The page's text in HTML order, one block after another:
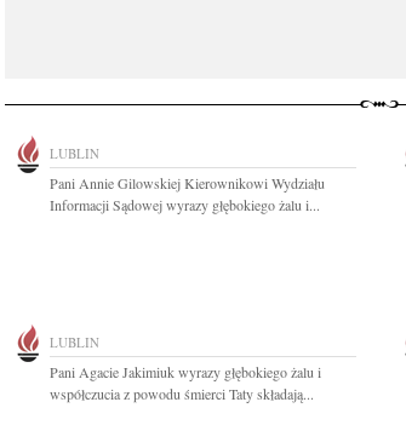
LUBLIN
Pani Annie Gilowskiej Kierownikowi Wydziału
Informacji Sądowej wyrazy głębokiego żalu i...
LUBLIN
Pani Agacie Jakimiuk wyrazy głębokiego żalu i
współczucia z powodu śmierci Taty składają...